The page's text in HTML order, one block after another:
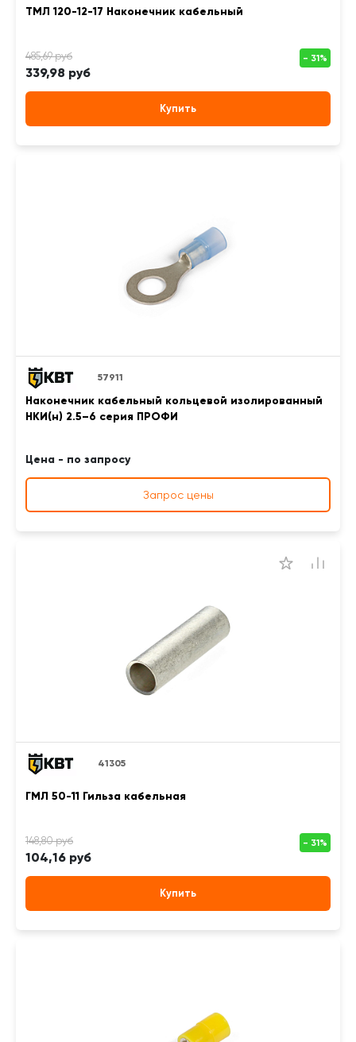
ТМЛ 120-12-17 Наконечник кабельный
339,98 руб
Купить
57911
Наконечник кабельный кольцевой изолированный
НКИ(н) 2.5–6 серия ПРОФИ
Цена - по запросу
Запрос цены
41305
ГМЛ 50-11 Гильза кабельная
104,16 руб
Купить